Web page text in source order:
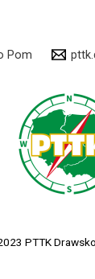
Pom
PTTK